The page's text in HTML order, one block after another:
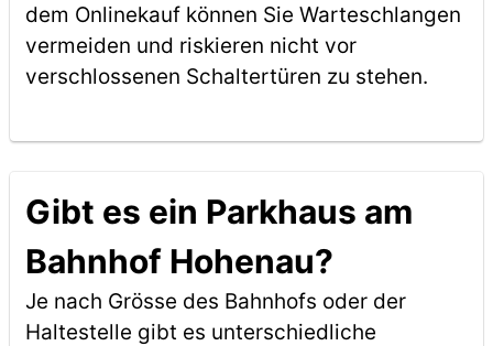
dem Onlinekauf können Sie Warteschlangen
vermeiden und riskieren nicht vor
verschlossenen Schaltertüren zu stehen.
Gibt es ein Parkhaus am
Bahnhof Hohenau?
Je nach Grösse des Bahnhofs oder der
Haltestelle gibt es unterschiedliche